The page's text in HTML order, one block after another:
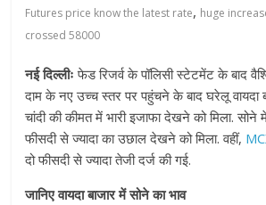
Futures price know the latest rate, huge
crossed 58000
नई दिल्लीःफेड रिजर्व के पॉलिसी स्टेटमेंट के बाद
दाम के नए उच्च स्तर पर पहुंचने के बाद घरेलू वायदा
चांदी की कीमत में भारी इजाफा देखने को मिला.
फीसदी से ज्यादा का उछाल देखने को मिला. वहीं,
दो फीसदी से ज्यादा तेजी दर्ज की गई.
जानिए वायदा बाजार में सोने का भाव